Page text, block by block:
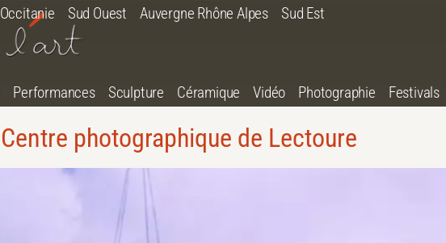
Occitanie Sud Ouest Auvergne Rhône Alpes Sud Est
Performances Sculpture Céramique Vidéo Photographie Festivals
Centre photographique de Lectoure